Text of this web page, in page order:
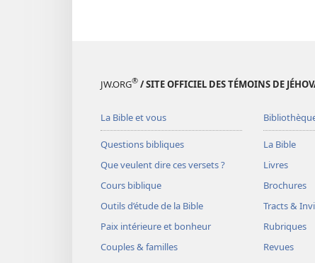
JW.ORG® / SITE OFFICIEL DES TÉMOINS DE
La Bible et vous
Questions bibliques
Que veulent dire ces versets ?
Cours biblique
Outils d’étude de la Bible
Paix intérieure et bonheur
Couples & familles
La Bible
Livres
Brochures
Tracts &
Rubriques
Revues